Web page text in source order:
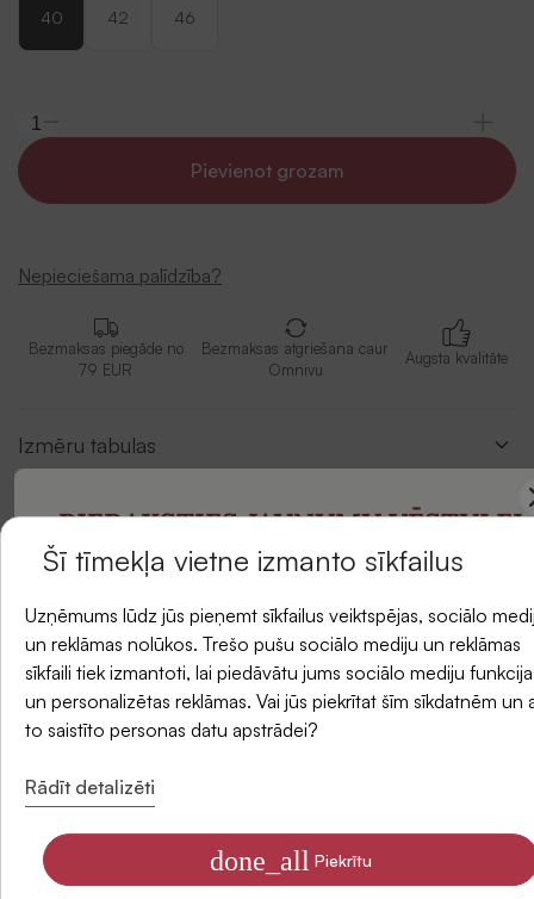
40 42 46
Pievienot grozam
Nepieciešama palīdzība?
Bezmaksas piegāde no
79 EUR
Bezmaksas atgriešana caur
Omnivu
Augsta kvalitāte
Izmēru tabulas
Apraksts
Piegādes metodes
Atsauksmes
PIERAKSTIES JAUNUMU VĒSTULEI
pasūtījumam.
E-pasts
Piekrītu saņemt SIDONAS jaunumus savā e-pastā
Šī tīmekļa vietne izmanto sīkfailus
Uzņēmums lūdz jūs pieņemt sīkfailus veiktspējas, sociālo
un reklāmas nolūkos. Trešo pušu sociālo mediju un reklāmas
sīkfaili tiek izmantoti, lai piedāvātu jums sociālo mediju
un personalizētas reklāmas. Vai jūs piekrītat šīm sīkdatnēm un
to saistīto personas datu apstrādei?
Rādīt detalizēti
done_all Piekrītu